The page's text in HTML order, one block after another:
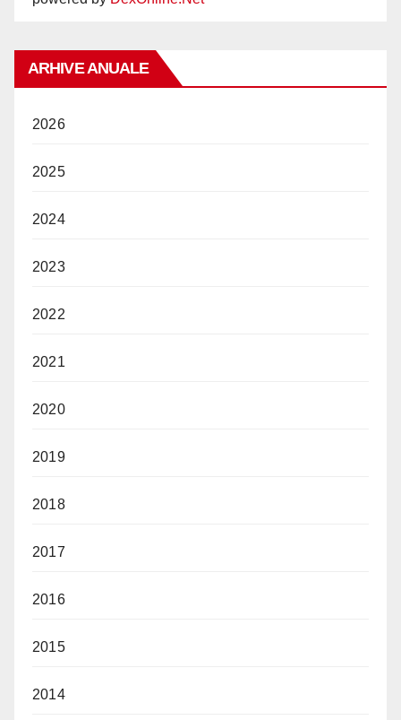
ARHIVE ANUALE
2026
2025
2024
2023
2022
2021
2020
2019
2018
2017
2016
2015
2014